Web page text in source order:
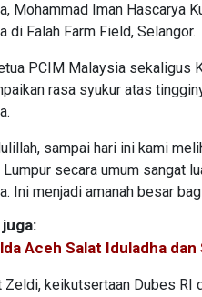
Mohammad Iman Hascarya
di Falah Farm Field, Selangor.
PCIM Malaysia sekaligus
rasa syukur atas
sampai hari ini kami
Lumpur secara umum sangat
Ini menjadi amanah besar
Aceh Salat Iduladha
Zeldi, keikutsertaan Dubes